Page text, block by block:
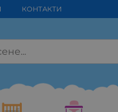
КОНТАКТИ